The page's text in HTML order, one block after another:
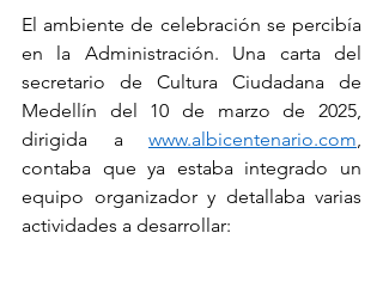
El ambiente de celebración se percibía
en la Administración. Una carta del
secretario de Cultura Ciudadana de
Medellín del 10 de marzo de 2025,
dirigida a www.albicentenario.com,
contaba que ya estaba integrado un
equipo organizador y detallaba varias
actividades a desarrollar: